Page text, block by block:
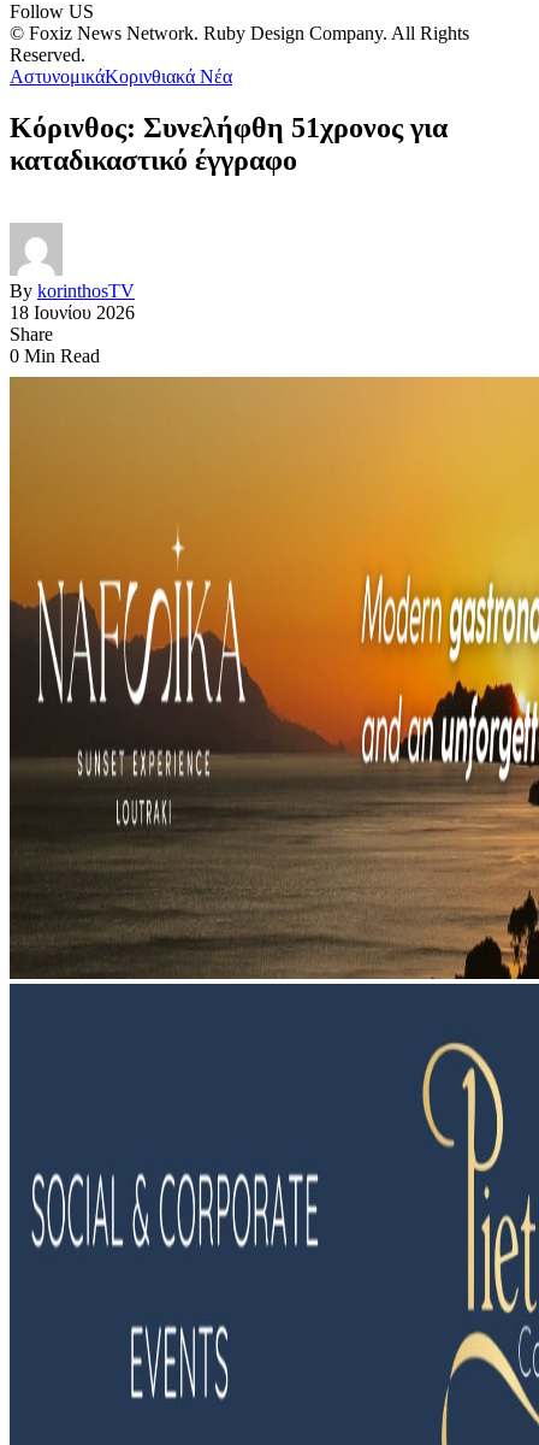
Follow US
© Foxiz News Network. Ruby Design Company. All Rights
Reserved.
ΑστυνομικάΚορινθιακά Νέα
Κόρινθος: Συνελήφθη 51χρονος για
καταδικαστικό έγγραφο
By korinthosTV
18 Ιουνίου 2026
Share
0 Min Read